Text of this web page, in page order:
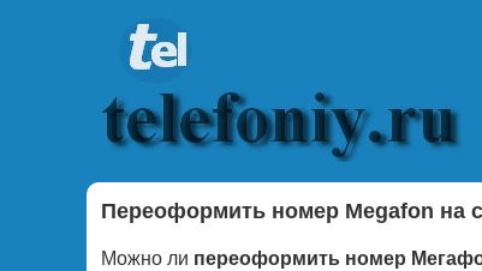
Переоформить номер Megafon на
Можно ли переоформить номер